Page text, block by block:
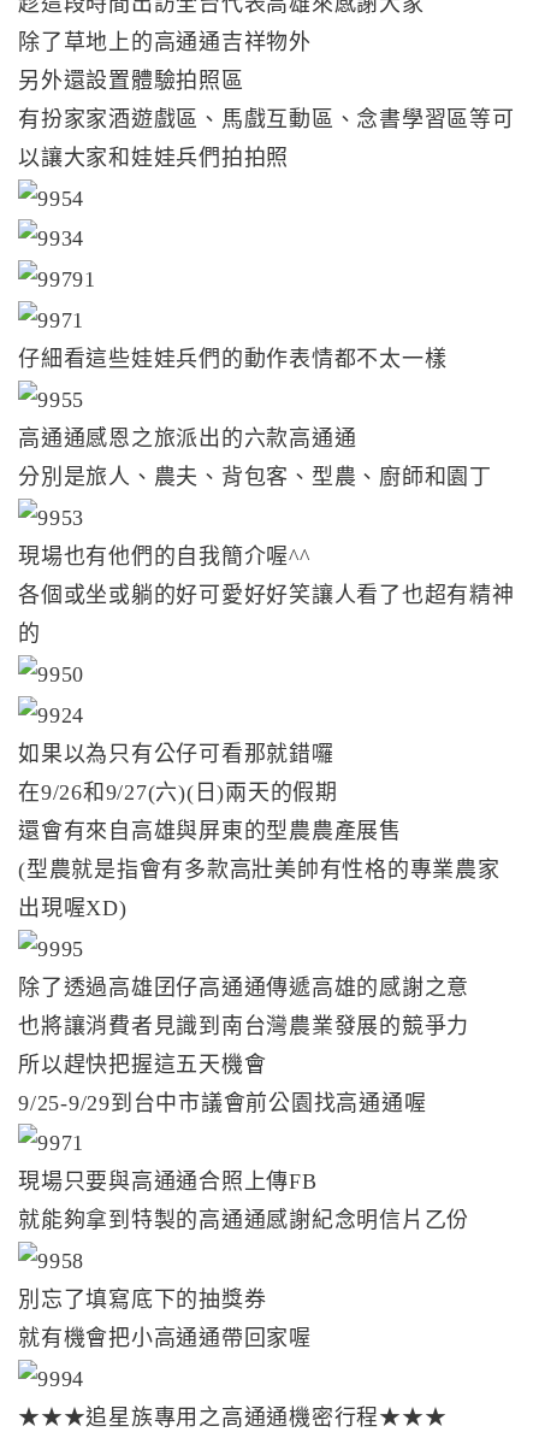
除了草地上的高通通吉祥物外
另外還設置體驗拍照區
有扮家家酒遊戲區、馬戲互動區、念書學習區等可
以讓大家和娃娃兵們拍拍照
仔細看這些娃娃兵們的動作表情都不太一樣
高通通感恩之旅派出的六款高通通
分別是旅人、農夫、背包客、型農、廚師和園丁
現場也有他們的自我簡介喔^^
各個或坐或躺的好可愛好好笑讓人看了也超有精神
的
如果以為只有公仔可看那就錯囉
在9/26和9/27(六)(日)兩天的假期
還會有來自高雄與屏東的型農農產展售
(型農就是指會有多款高壯美帥有性格的專業農家
出現喔XD)
除了透過高雄囝仔高通通傳遞高雄的感謝之意
也將讓消費者見識到南台灣農業發展的競爭力
所以趕快把握這五天機會
9/25-9/29到台中市議會前公園找高通通喔
現場只要與高通通合照上傳FB
就能夠拿到特製的高通通感謝紀念明信片乙份
別忘了填寫底下的抽獎券
就有機會把小高通通帶回家喔
★★★追星族專用之高通通機密行程★★★